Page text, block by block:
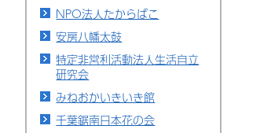
NPO法人たからばこ
安房八幡太鼓
特定非営利活動法人生活自立
研究会
みねおかいきいき館
千葉鋸南日本花の会